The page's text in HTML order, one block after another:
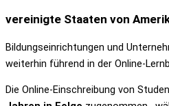
vereinigte Staaten von
Bildungseinrichtungen und
weiterhin führend in der Online-
Die Online-Einschreibung von